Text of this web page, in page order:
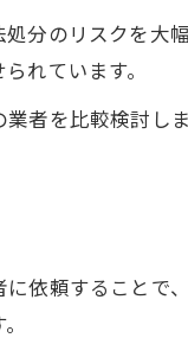
分のリスクを大
れています。
者を比較検討し
依頼することで